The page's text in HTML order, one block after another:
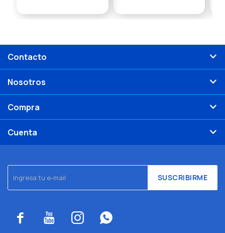
SUSCRIBIRME
   
Contacto
Nosotros
Compra
Cuenta